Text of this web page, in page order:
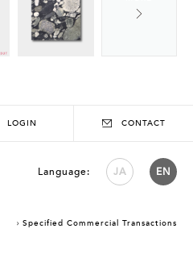
LOGIN CONTACT
Language: JA EN
Specified Commercial Transactions